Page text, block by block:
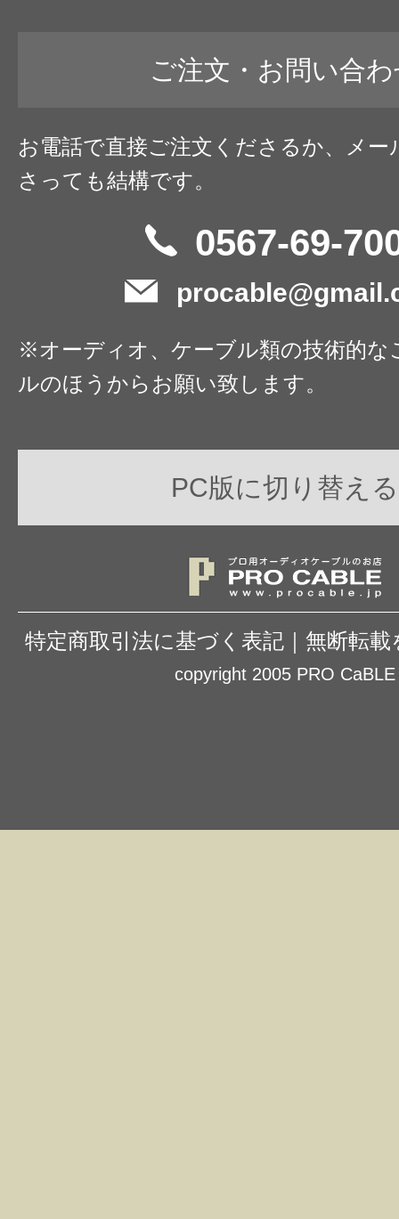
ご注文・お問い合
お電話で直接ご注文くださるか、メー
さっても結構です。
0567-69-
※オーディオ、ケーブル類の技術的な
ルのほうからお願い致します。
PC版に切り替える
特定商取引法に基づく表記 ｜ 無断転載
copyright 2005 PRO CaBLE